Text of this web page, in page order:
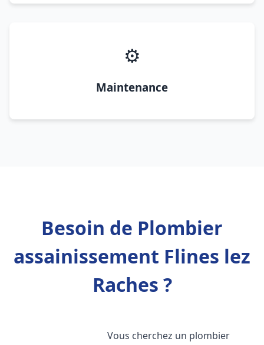
⚙️
Maintenance
Besoin de Plombier
assainissement Flines lez
Raches ?
Vous cherchez un plombier